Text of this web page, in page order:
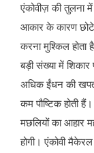
एंकोवीज़ की तुलना में
आकार के कारण छोटे
करना मुश्किल होता
बड़ी संख्या में
अधिक ईंधन की खपत
कम पौष्टिक होती
मछलियों का आहार
होगी। एंकोवी